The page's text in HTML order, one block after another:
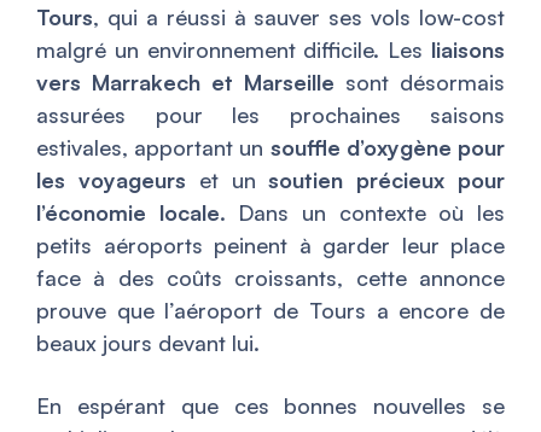
Tours, qui a réussi à sauver ses vols low-cost
malgré un environnement difficile. Les liaisons
vers Marrakech et Marseille sont désormais
assurées pour les prochaines saisons
estivales, apportant un souffle d’oxygène pour
les voyageurs et unsoutien précieux pour
l’économie locale. Dans un contexte où les
petits aéroports peinent à garder leur place
face à des coûts croissants, cette annonce
prouve que l’aéroport de Tours a encore de
beaux jours devant lui.
En espérant que ces bonnes nouvelles se